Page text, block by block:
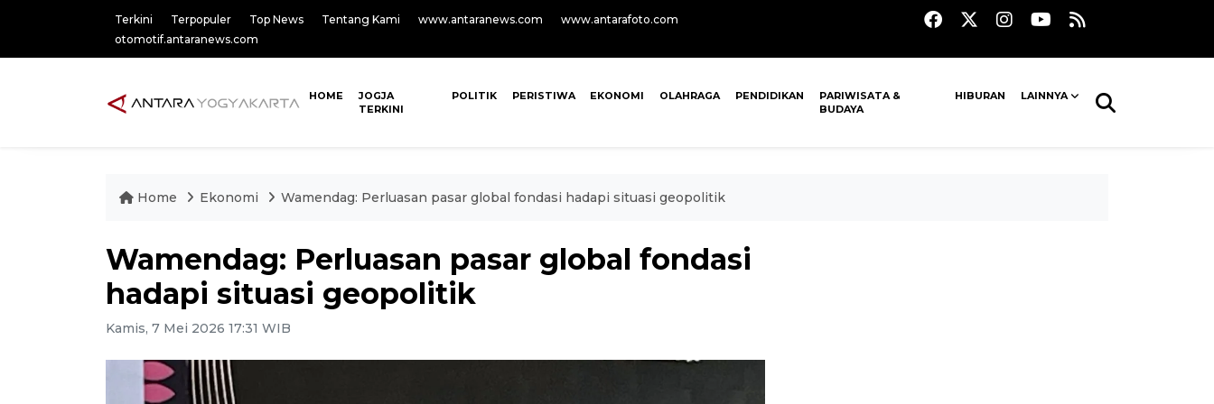
Terkini Terpopuler Top News Tentang Kami www.antaranews.com
www.antarafoto.com
otomotif.antaranews.com
HOME
JOGJA
TERKINI
POLITIK PERISTIWA EKONOMI OLAHRAGA PENDIDIKAN
PARIWISATA &
BUDAYA
HIBURAN LAINNYA
Home Ekonomi Wamendag: Perluasan pasar global fondasi hadapi situasi geopolitik
Wamendag: Perluasan pasar global fondasi
hadapi situasi geopolitik
Kamis, 7 Mei 2026 17:31 WIB